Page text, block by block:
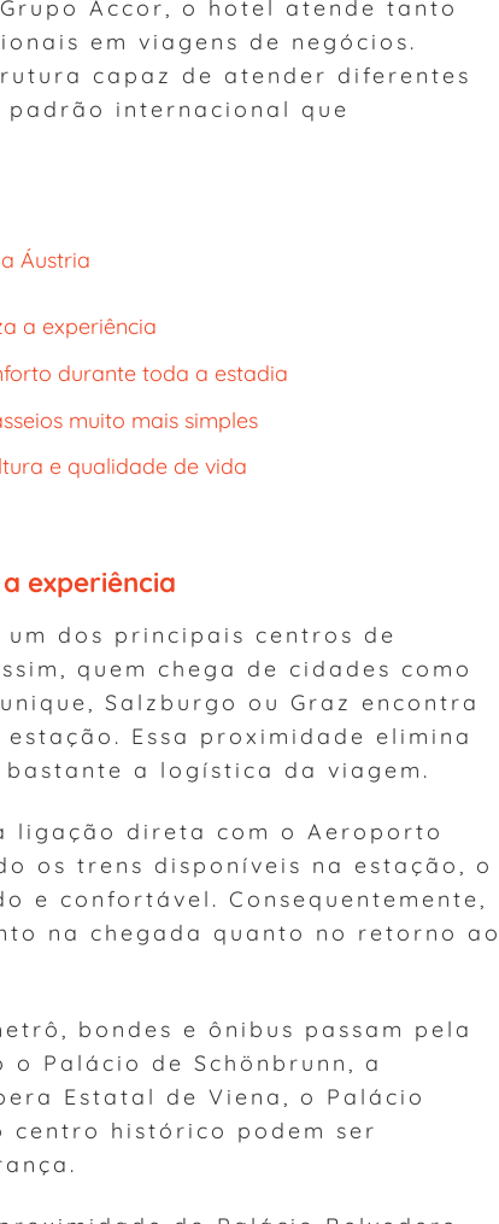
Accor, o hotel atende tanto
em viagens de negócios.
capaz de atender diferentes
padrão internacional que
Áustria
a experiência
durante toda a estadia
muito mais simples
e qualidade de vida
experiência
dos principais centros de
quem chega de cidades como
Salzburgo ou Graz encontra
Essa proximidade elimina
a logística da viagem.
ligação direta com o Aeroporto
os trens disponíveis na estação, o
e confortável. Consequentemente,
na chegada quanto no retorno ao
bondes e ônibus passam pela
Palácio de Schönbrunn, a
Estatal de Viena, o Palácio
centro histórico podem ser